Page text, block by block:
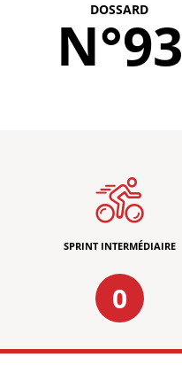
DOSSARD
N°93
SPRINT INTERMÉDIAIRE
0